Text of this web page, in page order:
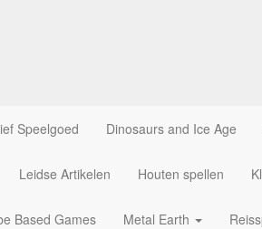
Speelgoed Dinosaurs and Ice Age
Leidse Artikelen Houten spellen
Based Games Metal Earth